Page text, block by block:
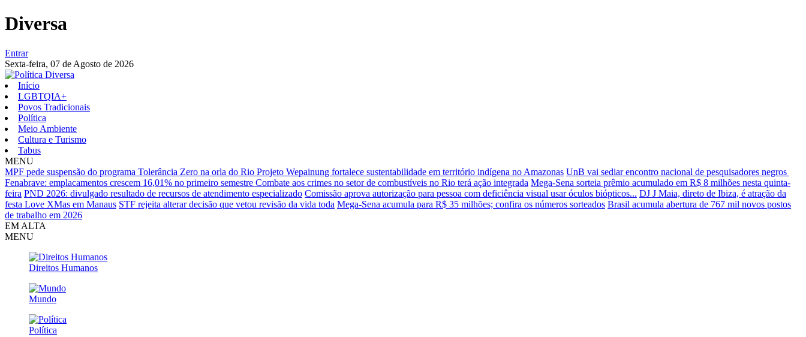
Diversa
Entrar
Sexta-feira, 07 de Agosto de 2026
Início
LGBTQIA+
Povos Tradicionais
Política
Meio Ambiente
Cultura e Turismo
Tabus
MENU
MPF pede suspensão do programa Tolerância Zero na orla do Rio Projeto Wepainung fortalece sustentabilidade em território indígena no Amazonas UnB vai sediar encontro nacional de pesquisadores negros
Fenabrave: emplacamentos crescem 16,01% no primeiro semestre Combate aos crimes no setor de combustíveis no Rio terá ação integrada Mega-Sena sorteia prêmio acumulado em R$ 8 milhões nesta quinta-
feira PND 2026: divulgado resultado de recursos de atendimento especializado Comissão aprova autorização para pessoa com deficiência visual usar óculos biópticos... DJ J Maia, direto de Ibiza, é atração da
festa Love XMas em Manaus STF rejeita alterar decisão que vetou revisão da vida toda Mega-Sena acumula para R$ 35 milhões; confira os números sorteados Brasil acumula abertura de 767 mil novos postos
de trabalho em 2026
EM ALTA
MENU
Direitos Humanos
Mundo
Política